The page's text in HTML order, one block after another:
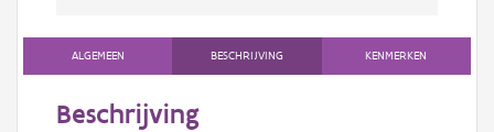
ALGEMEEN BESCHRIJVING KENMERKEN
Beschrijving